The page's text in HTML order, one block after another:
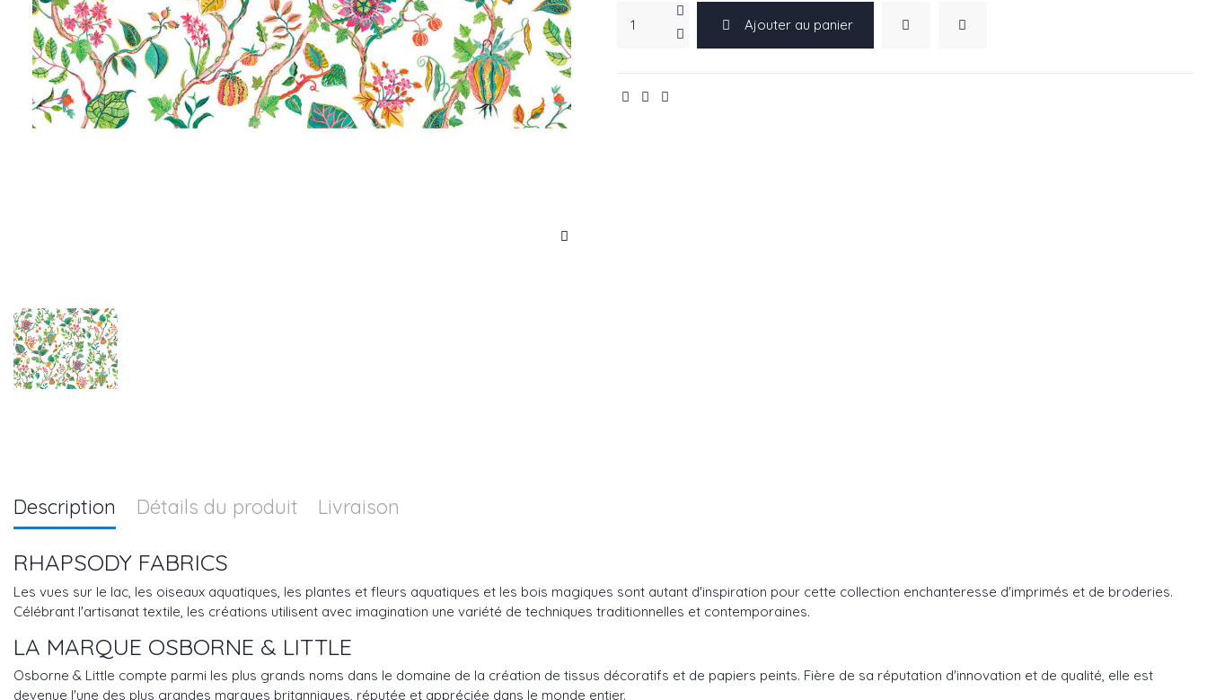
Ajouter au panier
Description Détails du produit Livraison
RHAPSODY FABRICS
Les vues sur le lac, les oiseaux aquatiques, les plantes et fleurs aquatiques et les bois magiques sont autant d'inspiration pour cette collection enchanteresse d'imprimés et de broderies.
Célébrant l'artisanat textile, les créations utilisent avec imagination une variété de techniques traditionnelles et contemporaines.
LA MARQUE OSBORNE & LITTLE
Osborne & Little compte parmi les plus grands noms dans le domaine de la création de tissus décoratifs et de papiers peints. Fière de sa réputation d'innovation et de qualité, elle est
devenue l'une des plus grandes marques britanniques, réputée et appréciée dans le monde entier.